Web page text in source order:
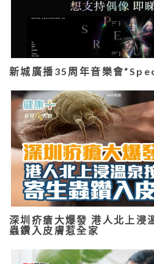
新城廣播35周年音樂會
深圳疥瘡大爆發 港人北上浸
蟲鑽入皮膚惹全家